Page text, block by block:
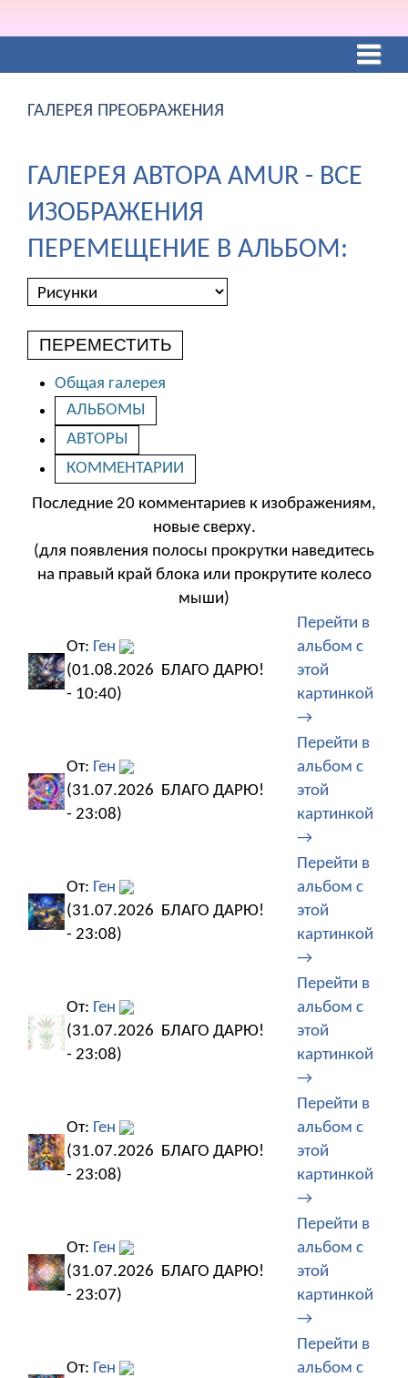
ГАЛЕРЕЯ ПРЕОБРАЖЕНИЯ
ГАЛЕРЕЯ АВТОРА AMUR - ВСЕ
ИЗОБРАЖЕНИЯ
ПЕРЕМЕЩЕНИЕ В АЛЬБОМ:
ПЕРЕМЕСТИТЬ
Общая галерея
АЛЬБОМЫ
АВТОРЫ
КОММЕНТАРИИ
Последние 20 комментариев к изображениям,
новые сверху.
(для появления полосы прокрутки наведитесь
на правый край блока или прокрутите колесо
мыши)
От: Ген
(01.08.2026
- 10:40)
БЛАГО ДАРЮ!
Перейти в
альбом с
этой
картинкой
→
От: Ген
(31.07.2026
- 23:08)
БЛАГО ДАРЮ!
Перейти в
альбом с
этой
картинкой
→
От: Ген
(31.07.2026
- 23:08)
БЛАГО ДАРЮ!
Перейти в
альбом с
этой
картинкой
→
От: Ген
(31.07.2026
- 23:08)
БЛАГО ДАРЮ!
Перейти в
альбом с
этой
картинкой
→
От: Ген
(31.07.2026
- 23:08)
БЛАГО ДАРЮ!
Перейти в
альбом с
этой
картинкой
→
От: Ген
(31.07.2026
- 23:07)
БЛАГО ДАРЮ!
Перейти в
альбом с
этой
картинкой
→
От: Ген
Перейти в
альбом с